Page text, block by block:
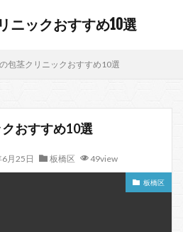
ニックおすすめ10選
包茎クリニックおすすめ10選
おすすめ10選
月25日 板橋区 49view
板橋区